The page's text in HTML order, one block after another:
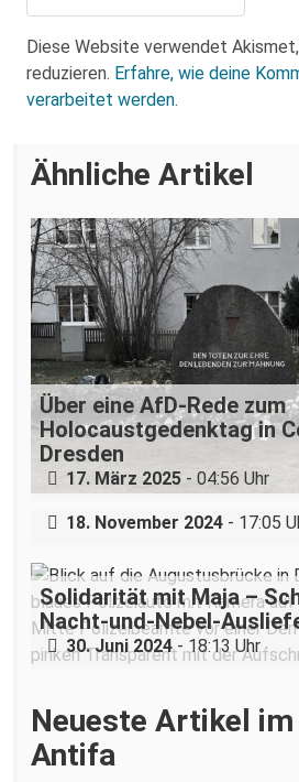
Diese Website verwendet
reduzieren. Erfahre, wie deine
verarbeitet werden.
Ähnliche Artikel
Über eine AfD-Rede zum
Holocaustgedenktag in
Dresden
17. März 2025 - 04:56 Uhr
Nazigruppe sucht (und
in der Dresdner Neustadt
18. November 2024 - 17:05
Solidarität mit Maja –
Nacht-und-Nebel-
30. Juni 2024- 18:13 Uhr
Neueste Artikel
Antifa